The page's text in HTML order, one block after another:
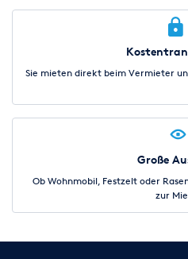
Sie mieten direkt beim Vermieter
Große
Ob Wohnmobil, Festzelt oder
zur